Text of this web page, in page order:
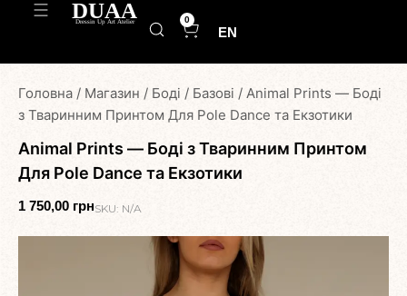
0
EN
Головна / Магазин / Боді / Базові / Animal Prints — Боді
з Тваринним Принтом Для Pole Dance та Eкзотики
Animal Prints — Боді з Тваринним Принтом
Для Pole Dance та Eкзотики
1 750,00 грнSKU: N/A